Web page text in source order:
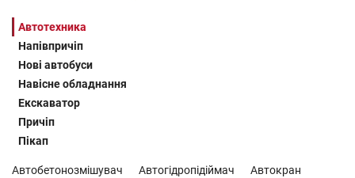
Автотехника
Напівпричіп
Нові автобуси
Навісне обладнання
Екскаватор
Причіп
Пікап
Автобетонозмішувач Автогідропідіймач
Автокран